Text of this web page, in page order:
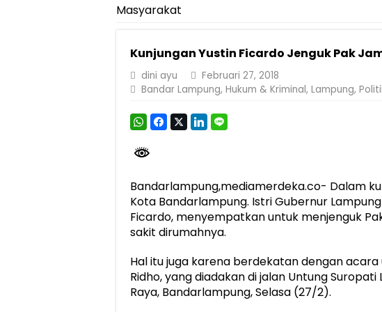
Pemprov Lampung Perkuat Pembangunan Rumah Layak
Dirut Jasa Raharja Dampingi Wamenhub Tinjau
Pastikan Pelayanan Maksimal, Direksi Jasa Raharja
Dirut Jasa Raharja Dampingi Wamenhub Tinjau
Gubernur Mirza Ajak IAI Darul Fattah Cetak SDM
Purnama Wulan Sari Mirza Buka SiSeSa Roadshow
Masyarakat
Kunjungan Yustin Ficardo Jenguk Pak
dini ayu
Februari 27, 2018
Bandar Lampung, Hukum & Kriminal, Lampung,
Bandarlampung,mediamerdeka.co- Dalam
Kota Bandarlampung. Istri Gubernur
Ficardo, menyempatkan untuk menjenguk
sakit dirumahnya.
Hal itu juga karena berdekatan dengan
Ridho, yang diadakan di jalan Untung Suropati
Raya, Bandarlampung, Selasa (27/2).